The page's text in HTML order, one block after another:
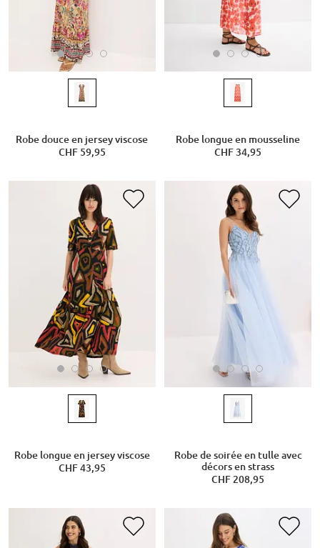
Robe douce en jersey viscose
CHF 59,95
Robe longue en mousseline
CHF 34,95
Robe longue en jersey viscose
CHF 43,95
Robe de soirée en tulle avec
décors en strass
CHF 208,95